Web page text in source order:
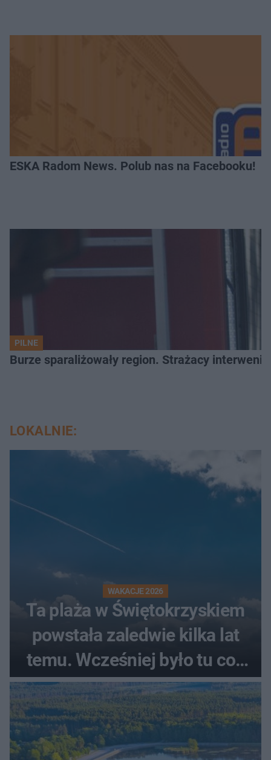
ESKA Radom News. Polub nas na Facebooku!
PILNE
Burze sparaliżowały region. Strażacy
LOKALNIE:
WAKACJE 2026
Ta plaża w Świętokrzyskiem
powstała zaledwie kilka lat
temu. Wcześniej było tu coś
zupełnie innego